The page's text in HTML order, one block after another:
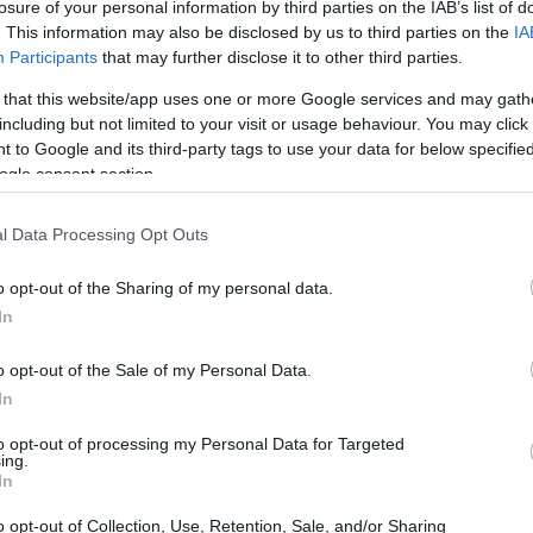
of your personal information by third parties on the IAB’s list of
This information may also be disclosed by us to third parties on the
Participants that may further disclose it to other third parties.
that this website/app uses one or more Google services and may
but not limited to your visit or usage behaviour. You may
to Google and its third-party tags to use your data for below
consent section.
Data Processing Opt Outs
opt-out of the Sharing of my personal data.
opt-out of the Sale of my Personal Data.
opt-out of processing my Personal Data for Targeted
opt-out of Collection, Use, Retention, Sale, and/or Sharing
είναι η «καλλιτέχνης της χρονιάς» -
για να μην τους δώσει περισσότερη σημασία
«είναι χοντροφοβικό, ρατσιστικό και με πονάει».